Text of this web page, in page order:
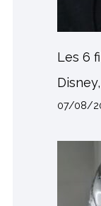
Les 6
07/08/